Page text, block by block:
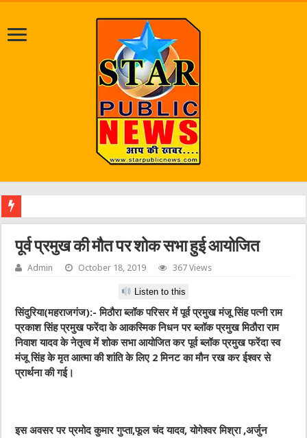
पूर्व प्रमुख की मौत पर शोक सभा हुई आयोजित
Admin October 18, 2019 367 Views
Listen to this
सिंदुरिया(महराजगंज):- मिठौरा ब्लॉक परिसर में पूर्व प्रमुख मंजू सिंह पत्नी राम
प्रकाश सिंह प्रमुख फरेंदा के आकस्मिक निधन पर ब्लॉक प्रमुख मिठौरा राम
निवाश यादव के नेतृत्व में शोक सभा आयोजित कर पूर्व ब्लॉक प्रमुख फरेंदा स्व
मंजू सिंह के मृत आत्मा की शांति के लिए 2 मिनट का मौन रख कर ईश्वर से
प्रार्थना की गई।
इस अवसर पर प्रमोद कुमार गुप्ता,फूल चंद यादव, योगेश्वर मिश्रा ,अर्जुन